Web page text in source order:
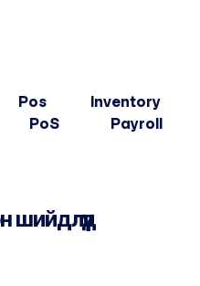
Inventory
PoS Payroll
шийдлүүд